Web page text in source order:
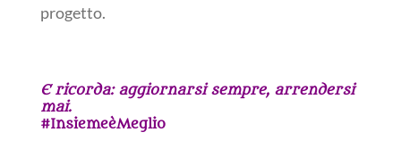
progetto.
E ricorda: aggiornarsi sempre, arrendersi
mai.
#InsiemeèMeglio